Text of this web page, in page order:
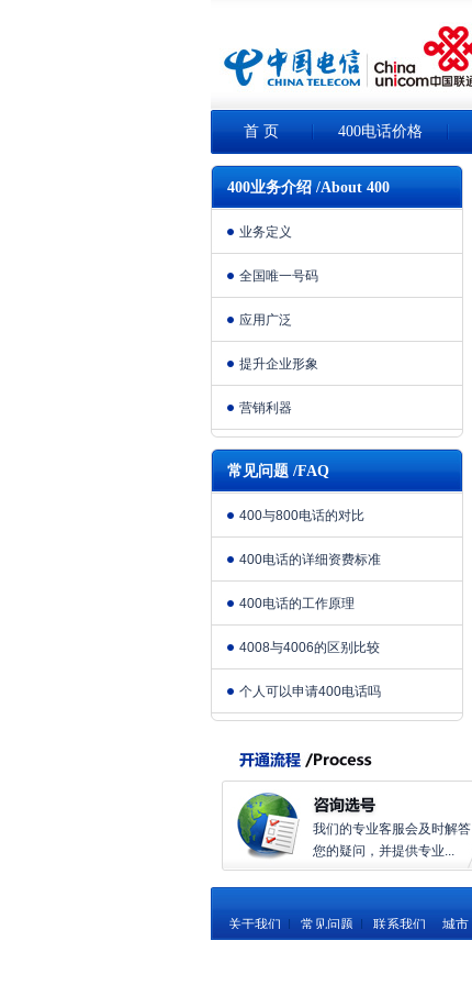
首 页 400电话价格
400业务介绍 /About 400
业务定义
全国唯一号码
应用广泛
提升企业形象
营销利器
常见问题 /FAQ
400与800电话的对比
400电话的详细资费标准
400电话的工作原理
4008与4006的区别比较
个人可以申请400电话吗
我们的专业客服会及时解答
您的疑问，并提供专业...
关于我们 常见问题 联系我们 城市